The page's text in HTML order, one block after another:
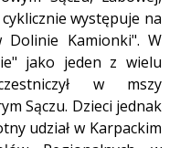
występuje na
Kamionki". W
jako jeden z wielu
w mszy
Sączu. Dzieci jednak
udział w Karpackim